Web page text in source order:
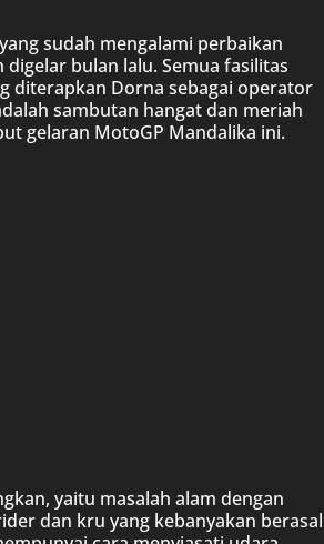
sudah mengalami perbaikan
bulan lalu. Semua fasilitas
diterapkan Dorna sebagai operator
sambutan hangat dan meriah
gelaran MotoGP Mandalika ini.
yaitu masalah alam dengan
dan kru yang kebanyakan berasal